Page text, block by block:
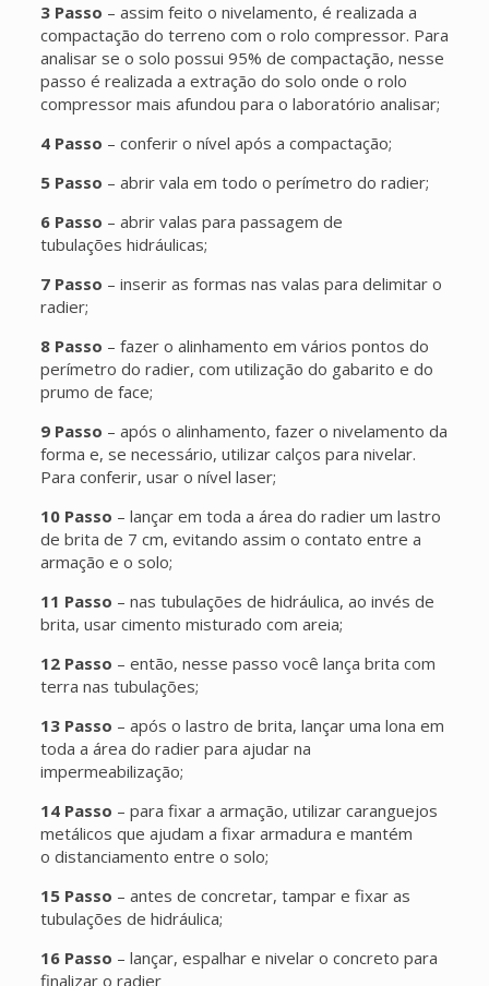
3 Passo – assim feito o nivelamento, é realizada a
compactação do terreno com o rolo compressor. Para
analisar se o solo possui 95% de compactação, nesse
passo é realizada a extração do solo onde o rolo
compressor mais afundou para o laboratório analisar;
4 Passo – conferir o nível após a compactação;
5 Passo – abrir vala em todo o perímetro do radier;
6 Passo – abrir valas para passagem de
tubulações hidráulicas;
7 Passo – inserir as formas nas valas para delimitar o
radier;
8 Passo – fazer o alinhamento em vários pontos do
perímetro do radier, com utilização do gabarito e do
prumo de face;
9 Passo – após o alinhamento, fazer o nivelamento da
forma e, se necessário, utilizar calços para nivelar.
Para conferir, usar o nível laser;
10 Passo – lançar em toda a área do radier um lastro
de brita de 7 cm, evitando assim o contato entre a
armação e o solo;
11 Passo – nas tubulações de hidráulica, ao invés de
brita, usar cimento misturado com areia;
12 Passo – então, nesse passo você lança brita com
terra nas tubulações;
13 Passo – após o lastro de brita, lançar uma lona em
toda a área do radier para ajudar na
impermeabilização;
14 Passo – para fixar a armação, utilizar caranguejos
metálicos que ajudam a fixar armadura e mantém
o distanciamento entre o solo;
15 Passo – antes de concretar, tampar e fixar as
tubulações de hidráulica;
16 Passo – lançar, espalhar e nivelar o concreto para
finalizar o radier